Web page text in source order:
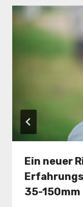
Ein neuer
35-